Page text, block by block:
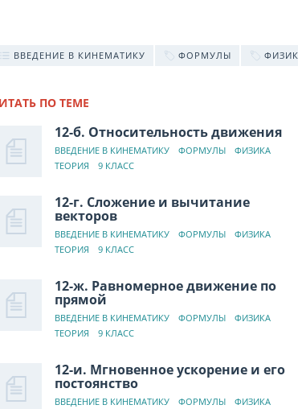
ВВЕДЕНИЕ В КИНЕМАТИКУ ФОРМУЛЫ
ПО ТЕМЕ
12-б. Относительность движения
ВВЕДЕНИЕ В КИНЕМАТИКУ ФОРМУЛЫ
ФИЗИКА
ТЕОРИЯ
9 КЛАСС
12-г. Сложение и вычитание
векторов
ВВЕДЕНИЕ В КИНЕМАТИКУ ФОРМУЛЫ
ФИЗИКА
ТЕОРИЯ
9 КЛАСС
12-ж. Равномерное движение по
прямой
ВВЕДЕНИЕ В КИНЕМАТИКУ ФОРМУЛЫ
ФИЗИКА
ТЕОРИЯ
9 КЛАСС
12-и. Мгновенное ускорение и его
постоянство
ВВЕДЕНИЕ В КИНЕМАТИКУ ФОРМУЛЫ
ФИЗИКА